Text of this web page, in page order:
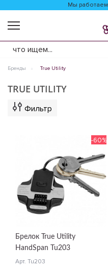
Мы работаем
Бренды True Utility
TRUE UTILITY
Фильтр
Брелок True Utility
HandSpan Tu203
Арт. Tu203
-60%